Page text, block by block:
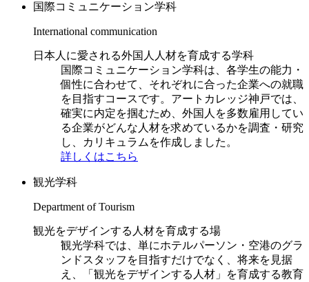
国際コミュニケーション学科
International communication
日本人に愛される外国人人材を育成する学科
国際コミュニケーション学科は、各学生の能力・
個性に合わせて、それぞれに合った企業への就職
を目指すコースです。アートカレッジ神戸では、
確実に内定を掴むため、外国人を多数雇用してい
る企業がどんな人材を求めているかを調査・研究
し、カリキュラムを作成しました。
詳しくはこちら
観光学科
Department of Tourism
観光をデザインする人材を育成する場
観光学科では、単にホテルパーソン・空港のグラ
ンドスタッフを目指すだけでなく、将来を見据
え、「観光をデザインする人材」を育成する教育